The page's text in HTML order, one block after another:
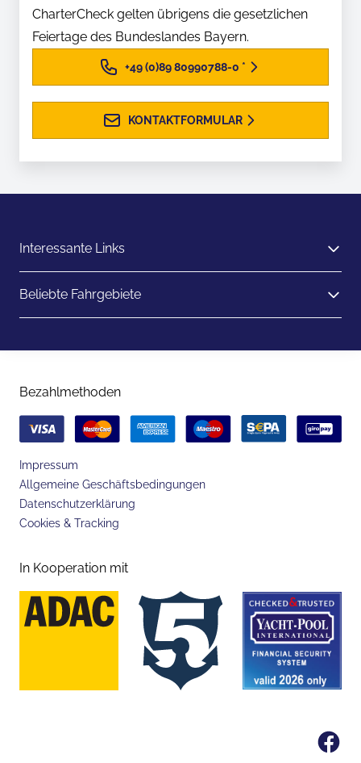
CharterCheck gelten übrigens die gesetzlichen
Feiertage des Bundeslandes Bayern.
+49 (0)89 80990788-0 *
KONTAKTFORMULAR
Interessante Links
Beliebte Fahrgebiete
Bezahlmethoden
Impressum
Allgemeine Geschäftsbedingungen
Datenschutzerklärung
Cookies & Tracking
In Kooperation mit